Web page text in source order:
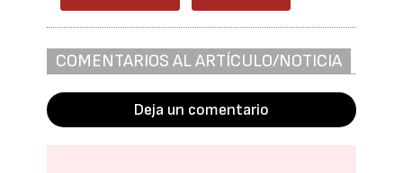
COMENTARIOS AL ARTÍCULO/NOTICIA
Deja un comentario